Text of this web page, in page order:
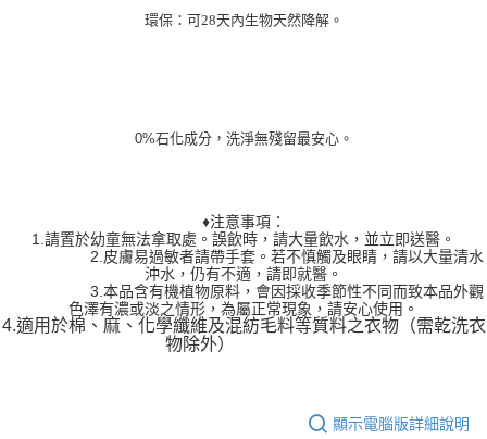
環保：可28天內生物天然降解。
0%石化成分，洗淨無殘留最安心。
♦注意事項：
1.請置於幼童無法拿取處。誤飲時，請大量飲水，並立即送醫。
2.皮膚易過敏者請帶手套。若不慎觸及眼睛，請以大量清水
沖水，仍有不適，請即就醫。
3.本品含有機植物原料，會因採收季節性不同而致本品外觀
色澤有濃或淡之情形， 為屬正常現象，請安心使用。
4.適用於棉、麻、化學纖維及混紡毛料等質料之衣物（需乾洗衣
物除外）
顯示電腦版詳細說明